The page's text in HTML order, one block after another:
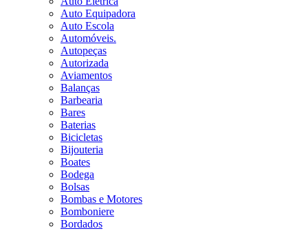
Auto Equipadora
Auto Escola
Automóveis.
Autopeças
Autorizada
Aviamentos
Balanças
Barbearia
Bares
Baterias
Bicicletas
Bijouteria
Boates
Bodega
Bolsas
Bombas e Motores
Bomboniere
Bordados